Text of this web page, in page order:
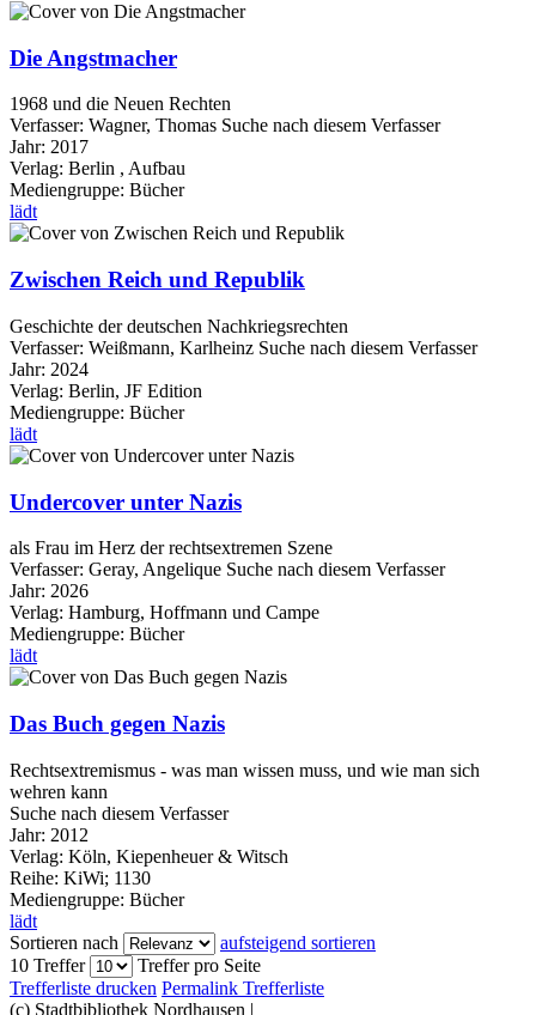
Die Angstmacher
1968 und die Neuen Rechten
Verfasser: Wagner, Thomas Suche nach diesem Verfasser
Jahr: 2017
Verlag: Berlin , Aufbau
Mediengruppe: Bücher
lädt
Zwischen Reich und Republik
Geschichte der deutschen Nachkriegsrechten
Verfasser: Weißmann, Karlheinz Suche nach diesem Verfasser
Jahr: 2024
Verlag: Berlin, JF Edition
Mediengruppe: Bücher
lädt
Undercover unter Nazis
als Frau im Herz der rechtsextremen Szene
Verfasser: Geray, Angelique Suche nach diesem Verfasser
Jahr: 2026
Verlag: Hamburg, Hoffmann und Campe
Mediengruppe: Bücher
lädt
Das Buch gegen Nazis
Rechtsextremismus - was man wissen muss, und wie man sich
wehren kann
Suche nach diesem Verfasser
Jahr: 2012
Verlag: Köln, Kiepenheuer & Witsch
Reihe: KiWi; 1130
Mediengruppe: Bücher
lädt
Sortieren nach
aufsteigend sortieren
10 Treffer
Treffer pro Seite
Trefferliste drucken Permalink Trefferliste
(c) Stadtbibliothek Nordhausen |